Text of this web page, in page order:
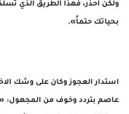
ولكن احذر، فهذا الطريق الذي
بحياتك حتماً».
​استدار العجوز وكان على وشك
عاصم بتردد وخوف من المجهول: